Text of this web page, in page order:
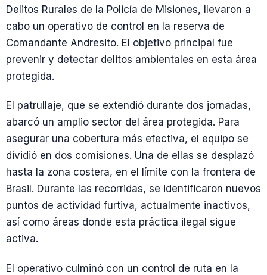
Delitos Rurales de la Policía de Misiones, llevaron a
cabo un operativo de control en la reserva de
Comandante Andresito. El objetivo principal fue
prevenir y detectar delitos ambientales en esta área
protegida.
El patrullaje, que se extendió durante dos jornadas,
abarcó un amplio sector del área protegida. Para
asegurar una cobertura más efectiva, el equipo se
dividió en dos comisiones. Una de ellas se desplazó
hasta la zona costera, en el límite con la frontera de
Brasil. Durante las recorridas, se identificaron nuevos
puntos de actividad furtiva, actualmente inactivos,
así como áreas donde esta práctica ilegal sigue
activa.
El operativo culminó con un control de ruta en la